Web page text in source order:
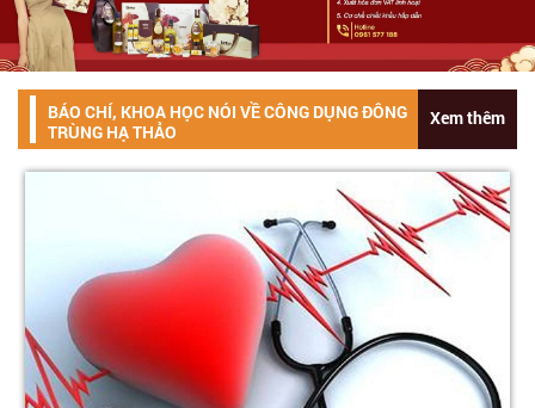
BÁO CHÍ, KHOA HỌC NÓI VỀ CÔNG DỤNG ĐÔNG
TRÙNG HẠ THẢO
Xem thêm